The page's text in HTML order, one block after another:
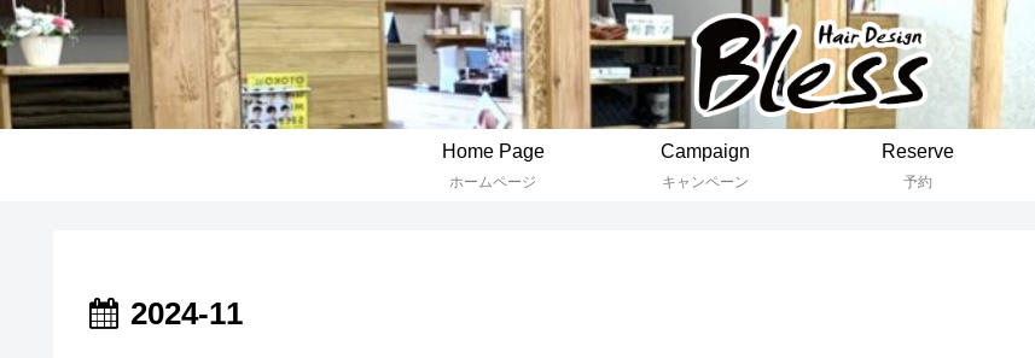
Home Page
ホームページ
Campaign
キャンペーン
Reserve
予約
2024-11